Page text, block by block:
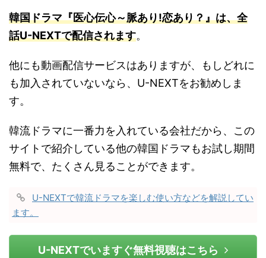
韓国ドラマ『医心伝心～脈あり!恋あり？』は、全
話U-NEXTで配信されます。
他にも動画配信サービスはありますが、もしどれに
も加入されていないなら、U-NEXTをお勧めしま
す。
韓流ドラマに一番力を入れている会社だから、この
サイトで紹介している他の韓国ドラマもお試し期間
無料で、たくさん見ることができます。
U-NEXTで韓流ドラマを楽しむ使い方などを解説してい
ます。
U-NEXTでいますぐ無料視聴はこちら